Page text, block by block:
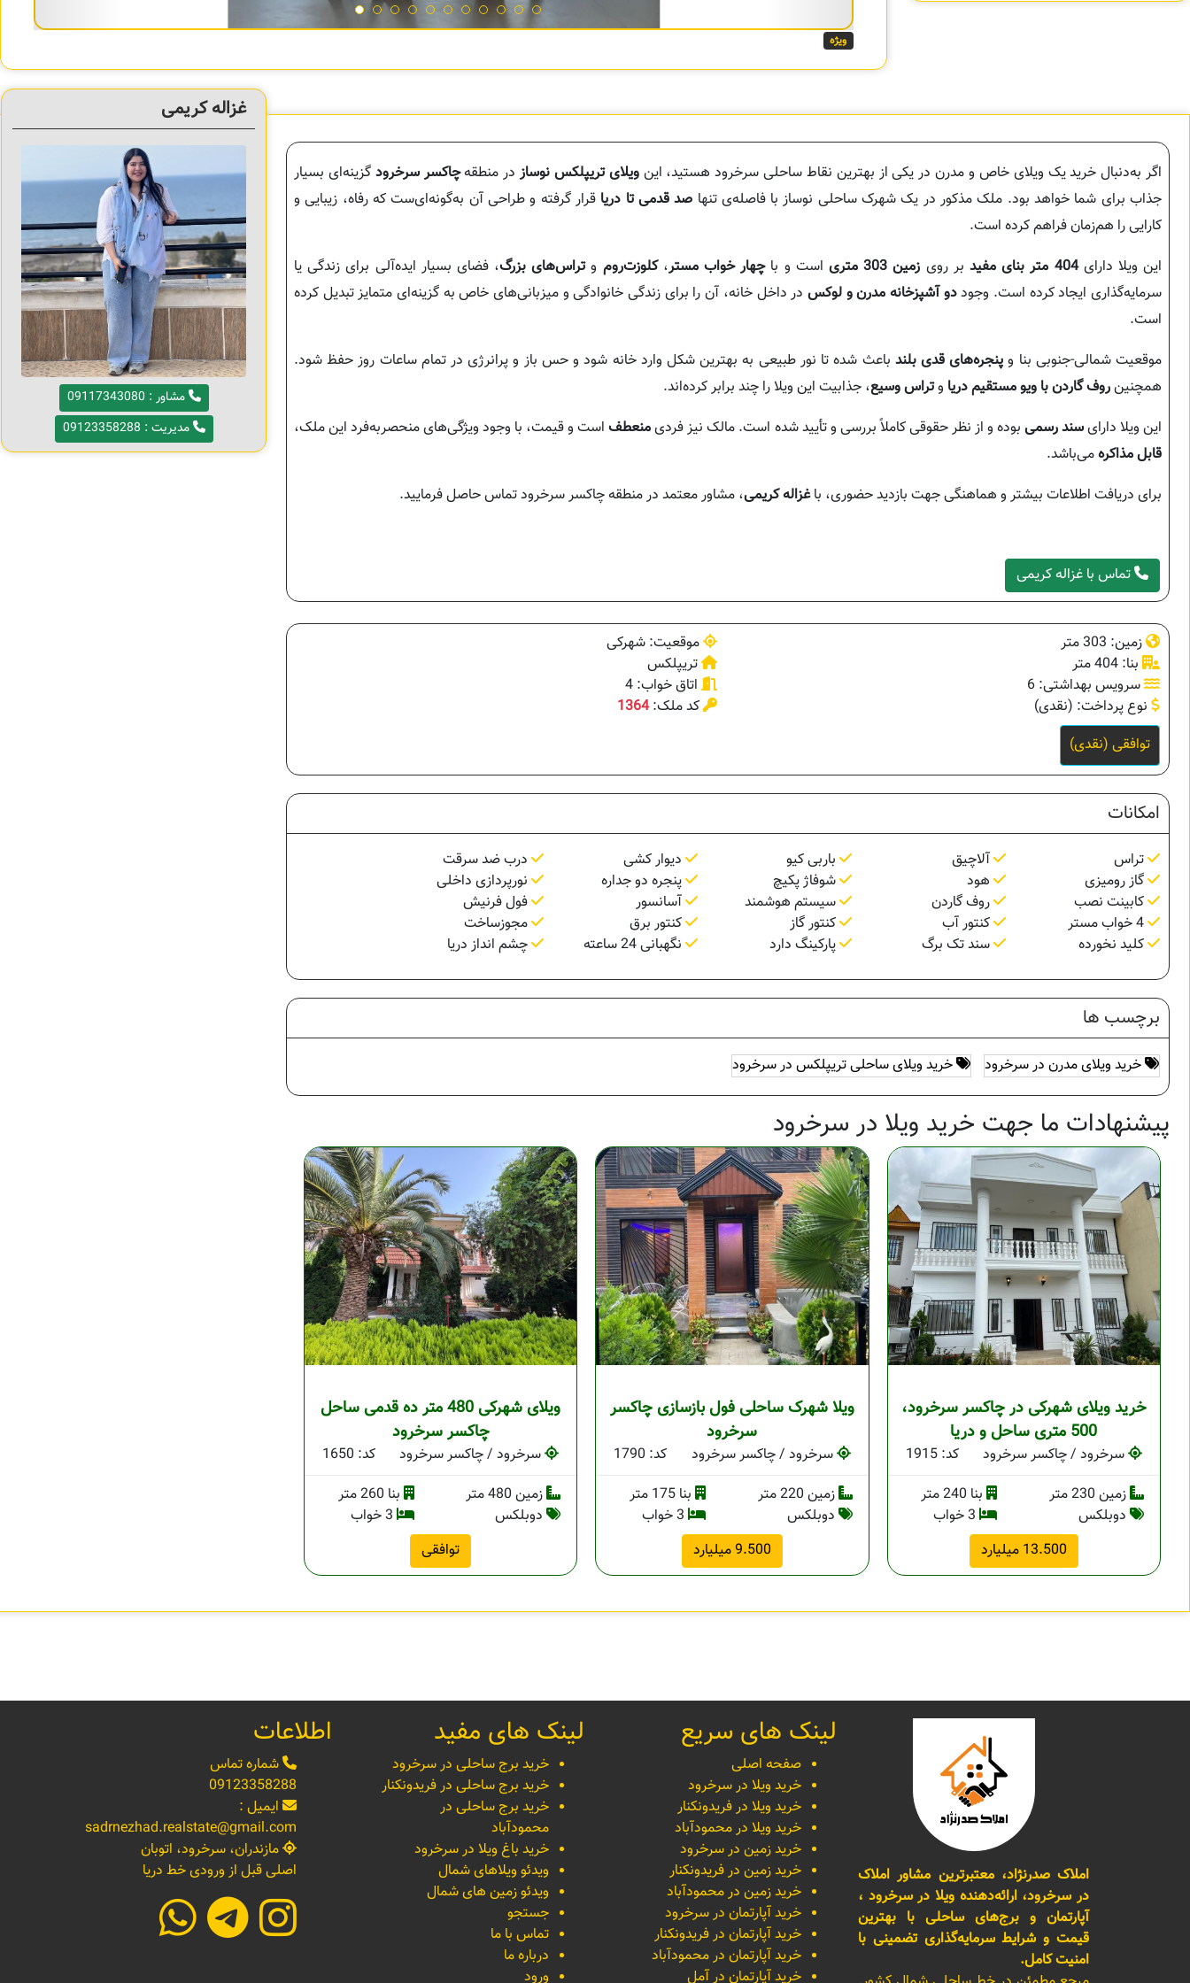
ویژه
غزاله کریمی
مشاور : 09117343080
مدیریت : 09123358288
اگر به‌دنبال خرید یک ویلای خاص و مدرن در یکی از بهترین نقاط ساحلی سرخرود هستید، اینویلای تریپلکس نوسازدر منطقهچاکسر سرخرود گزینه‌ای بسیار
جذاب برای شما خواهد بود. ملک مذکور در یک شهرک ساحلی نوساز با فاصله‌ی تنها صد قدمی تا دریا قرار گرفته و طراحی آن به‌گونه‌ای‌ست که رفاه، زیبایی و
کارایی را هم‌زمان فراهم کرده است.
این ویلا دارای404 متر بنای مفید بر روی زمین 303 متری است و باچهار خواب مستر،کلوزت‌روم وتراس‌های بزرگ، فضای بسیار ایده‌آلی برای زندگی یا
سرمایه‌گذاری ایجاد کرده است. وجوددو آشپزخانه مدرن و لوکس در داخل خانه، آن را برای زندگی خانوادگی و میزبانی‌های خاص به گزینه‌ای متمایز تبدیل کرده
است.
موقعیت شمالی-جنوبی بنا و پنجره‌های قدی بلند باعث شده تا نور طبیعی به بهترین شکل وارد خانه شود و حس باز و پرانرژی در تمام ساعات روز حفظ شود.
همچنینروف گاردن با ویو مستقیم دریا وتراس وسیع، جذابیت این ویلا را چند برابر کرده‌اند.
این ویلا دارایسند رسمی بوده و از نظر حقوقی کاملاً بررسی و تأیید شده است. مالک نیز فردیمنعطفاست و قیمت، با وجود ویژگی‌های منحصربه‌فرد این ملک،
قابل مذاکرهمی‌باشد.
برای دریافت اطلاعات بیشتر و هماهنگی جهت بازدید حضوری، باغزاله کریمی، مشاور معتمد در منطقه چاکسر سرخرود تماس حاصل فرمایید.
تماس با غزاله کریمی
زمین: 303 متر
موقعیت: شهرکی
بنا: 404 متر
تریپلکس
سرویس بهداشتی: 6
اتاق خواب: 4
نوع پرداخت: (نقدی)
کد ملک:1364
توافقی (نقدی)
امکانات
تراس آلاچیق باربی کیو دیوار کشی
درب ضد سرقت
گاز رومیزی
هود شوفاژ پکیچ پنجره دو جداره
نورپردازی داخلی
کابینت نصب
روف گاردن سیستم هوشمند آسانسور
فول فرنیش
کنتور آب کنتور گاز کنتور برق
مجوزساخت
کلید نخورده
سند تک برگ پارکینگ دارد نگهبانی 24 ساعته چشم انداز دریا
برچسب ها
خرید ویلای مدرن در سرخرود خرید ویلای ساحلی تریپلکس در سرخرود
پیشنهادات ما جهت خرید ویلا در سرخرود
خرید ویلای شهرکی در چاکسر سرخرود،
500 متری ساحل و دریا
سرخرود / چاکسر سرخرود
کد: 1915
زمین 230 متر
بنا 240 متر
دوبلکس
3 خواب
13.500 میلیارد
ویلا شهرک ساحلی فول بازسازی چاکسر
سرخرود
سرخرود / چاکسر سرخرود
کد: 1790
زمین 220 متر
بنا 175 متر
دوبلکس
9.500 میلیارد
ویلای شهرکی 480 متر ده قدمی ساحل
چاکسر سرخرود
سرخرود / چاکسر سرخرود
کد: 1650
زمین 480 متر
بنا 260 متر
دوبلکس
توافقی
املاک صدرنژاد، معتبرترین مشاور املاک
در سرخرود، ارائه‌دهنده ویلا در سرخرود ،
آپارتمان و برج‌های ساحلی با بهترین
قیمت و شرایط سرمایه‌گذاری تضمینی با
امنیت کامل.
لینک های سریع
صفحه اصلی
خرید ویلا در سرخرود
خرید ویلا در فریدونکنار
خرید ویلا در محمودآباد
خرید زمین در سرخرود
خرید زمین در فریدونکنار
خرید زمین در محمودآباد
خرید آپارتمان در سرخرود
خرید آپارتمان در فریدونکنار
خرید آپارتمان در محمودآباد
خرید آپارتمان در آمل
لینک های مفید
خرید برج ساحلی در سرخرود
خرید برج ساحلی در فریدونکنار
خرید برج ساحلی در
محمودآباد
خرید باغ ویلا در سرخرود
ویدئو ویلاهای شمال
ویدئو زمین های شمال
جستجو
تماس با ما
درباره ما
ورود
اطلاعات
شماره تماس
09123358288
ایمیل :
sadrnezhad.realstate@gmail.com
مازندران، سرخرود، اتوبان
اصلی قبل از ورودی خط دریا